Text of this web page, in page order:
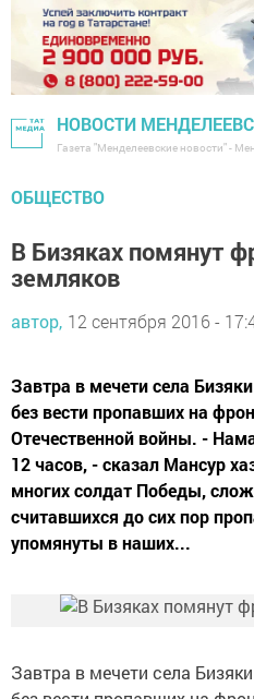
НОВОСТИ
Газета "Менделеевские новости" -
ОБЩЕСТВО
В Бизяках помянут
земляков
автор, 12 сентября 2016 -
Завтра в мечети села
без вести пропавших на
Отечественной войны. -
12 часов, - сказал Мансур
многих солдат Победы,
считавшихся до сих пор
упомянуты в наших...
Завтра в мечети села